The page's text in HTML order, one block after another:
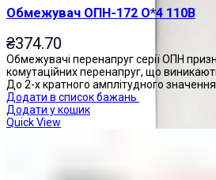
Обмежувач ОПН-172 О*4 110В
₴374.70
Обмежувачі перенапруг серії ОПН
комутаційних перенапруг, що
До 2-х кратного амплітудного значення
Додати в список бажань
Додати у кошик
Quick View